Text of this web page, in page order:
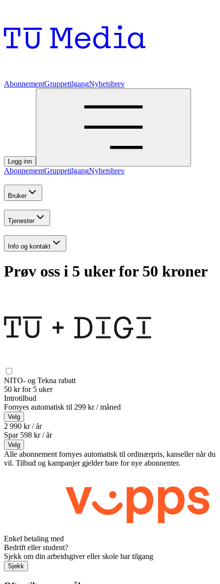
AbonnementGruppetilgangNyhetsbrev
Logg inn
AbonnementGruppetilgangNyhetsbrev
Bruker
Tjenester
Info og kontakt
Prøv oss i 5 uker for 50 kroner
NITO- og Tekna rabatt
50 kr for 5 uker
Introtilbud
Fornyes automatisk til 299 kr / måned
Velg
2 990 kr / år
Spar 598 kr /år
Velg
Alle abonnement fornyes automatisk til ordinærpris, kanseller når du
vil. Tilbud og kampanjer gjelder bare for nye abonnenter.
Enkel betaling med
Bedrift eller student?
Sjekk om din arbeidsgiver eller skole har tilgang
Sjekk